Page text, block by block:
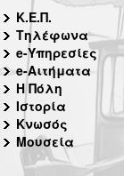
Κ.Ε.Π.
Τηλέφωνα
e-Υπηρεσίες
e-Αιτήματα
Η Πόλη
Ιστορία
Κνωσός
Μουσεία